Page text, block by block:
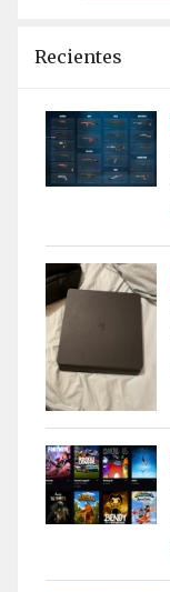
Recientes